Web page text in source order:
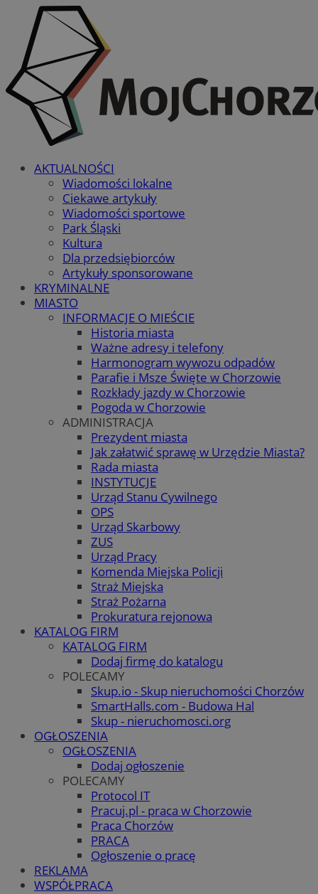
AKTUALNOŚCI
Wiadomości lokalne
Ciekawe artykuły
Wiadomości sportowe
Park Śląski
Kultura
Dla przedsiębiorców
Artykuły sponsorowane
KRYMINALNE
MIASTO
INFORMACJE O MIEŚCIE
Historia miasta
Ważne adresy i telefony
Harmonogram wywozu odpadów
Parafie i Msze Święte w Chorzowie
Rozkłady jazdy w Chorzowie
Pogoda w Chorzowie
ADMINISTRACJA
Prezydent miasta
Jak załatwić sprawę w Urzędzie Miasta?
Rada miasta
INSTYTUCJE
Urząd Stanu Cywilnego
OPS
Urząd Skarbowy
ZUS
Urząd Pracy
Komenda Miejska Policji
Straż Miejska
Straż Pożarna
Prokuratura rejonowa
KATALOG FIRM
KATALOG FIRM
Dodaj firmę do katalogu
POLECAMY
Skup.io - Skup nieruchomości Chorzów
SmartHalls.com - Budowa Hal
Skup - nieruchomosci.org
OGŁOSZENIA
OGŁOSZENIA
Dodaj ogłoszenie
POLECAMY
Protocol IT
Pracuj.pl - praca w Chorzowie
Praca Chorzów
PRACA
Ogłoszenie o pracę
REKLAMA
WSPÓŁPRACA